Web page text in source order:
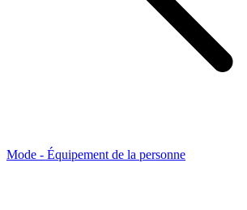
Mode - Équipement de la personne